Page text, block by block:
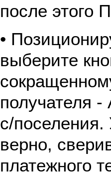
после
•
выберите
получателя
с/
верно,
платежного